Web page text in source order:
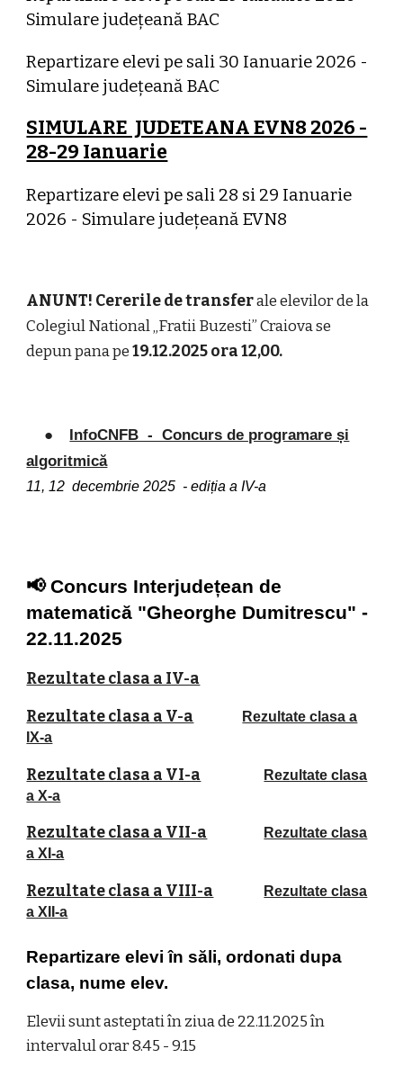
Simulare județeană BAC
Repartizare elevi pe sali 30 Ianuarie 2026 -
Simulare județeană BAC
SIMULARE JUDETEANA EVN8 2026 -
28-29 Ianuarie
Repartizare elevi pe sali 28 si 29 Ianuarie
2026 - Simulare județeană EVN8
ANUNT! Cererile de transferale elevilor de la
Colegiul National „Fratii Buzesti” Craiova se
depun pana pe19.12.2025 ora 12,00.
●
InfoCNFB - Concurs de programare și
algoritmică
11, 12 decembrie 2025 - ediția a IV-a
📢 Concurs Interjudețean de
matematică "Gheorghe Dumitrescu" -
22.11.2025
Rezultate clasa a IV-a
Rezultate clasa a V-a
Rezultate clasa a
IX-a
Rezultate clasa a VI-a
Rezultate clasa
a X-a
Rezultate clasa a VII-a
Rezultate clasa
a XI-a
Rezultate clasa a VIII-a
Rezultate clasa
a XII-a
Repartizare elevi în săli, ordonati dupa
clasa, nume elev.
Elevii sunt asteptati în ziua de 22.11.2025 în
intervalul orar 8.45 - 9.15